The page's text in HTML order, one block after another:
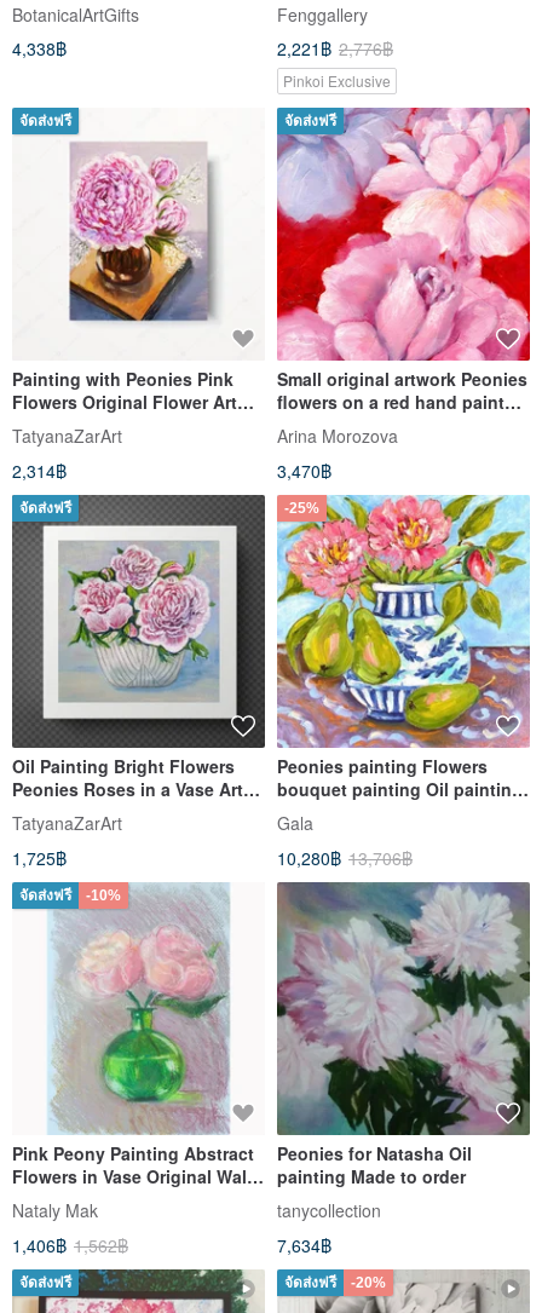
BotanicalArtGifts
4,338฿
Fenggallery
2,221฿ 2,776฿
Pinkoi Exclusive
จัดส่งฟรี
Painting with Peonies Pink
Flowers Original Flower Art
Original painting
TatyanaZarArt
2,314฿
จัดส่งฟรี
Small original artwork Peonies
flowers on a red hand painted
oil painting
Arina Morozova
3,470฿
จัดส่งฟรี
Oil Painting Bright Flowers
Peonies Roses in a Vase Art
Miniature 6 x 6 inches
TatyanaZarArt
1,725฿
-25%
Peonies painting Flowers
bouquet painting Oil painting
Fruits and flowers art
Gala
10,280฿ 13,706฿
จัดส่งฟรี -10%
Pink Peony Painting Abstract
Flowers in Vase Original Wall
Art Floral Oil Pastel
Nataly Mak
1,406฿ 1,562฿
Peonies for Natasha Oil
painting Made to order
tanycollection
7,634฿
จัดส่งฟรี จัดส่งฟรี -20%